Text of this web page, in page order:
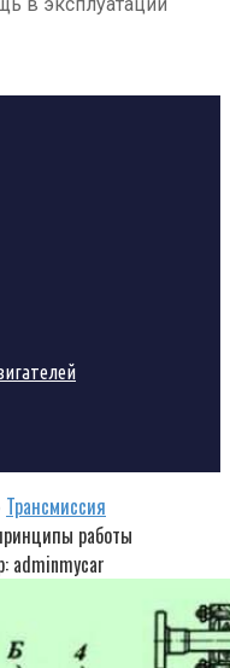
Трансмиссия
работы
adminmycar